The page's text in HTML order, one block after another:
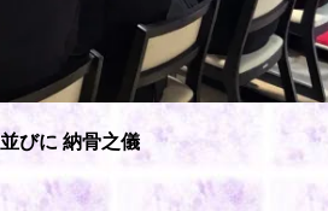
びに 納骨之儀